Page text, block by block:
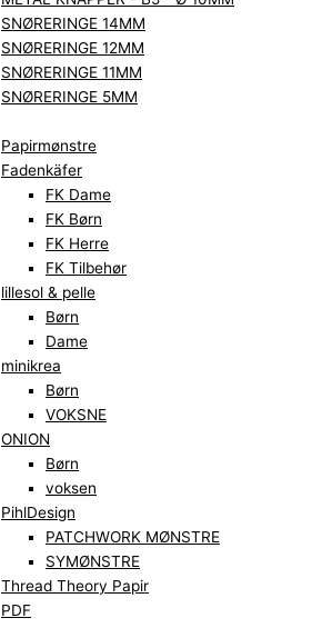
SNØRERINGE 14MM
SNØRERINGE 12MM
SNØRERINGE 11MM
SNØRERINGE 5MM
Papirmønstre
Fadenkäfer
FK Dame
FK Børn
FK Herre
FK Tilbehør
lillesol & pelle
Børn
Dame
minikrea
Børn
VOKSNE
ONION
Børn
voksen
PihlDesign
PATCHWORK MØNSTRE
SYMØNSTRE
Thread Theory Papir
PDF